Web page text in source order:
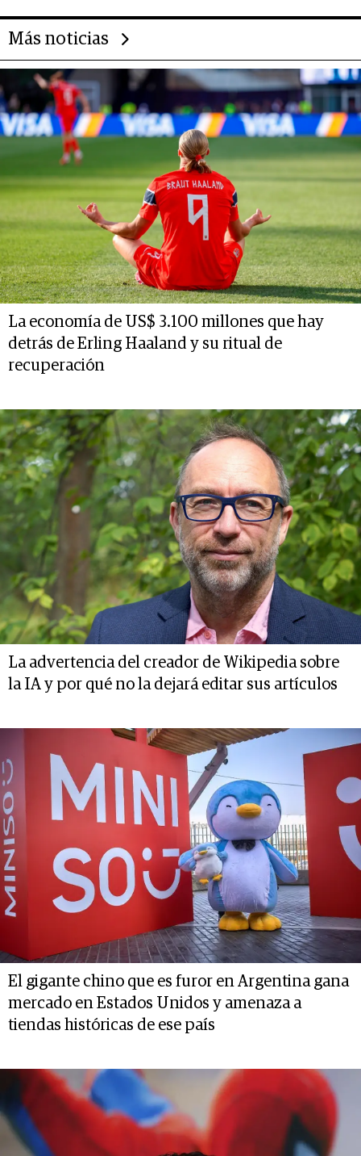
Más noticias
La economía de US$ 3.100 millones que hay
detrás de Erling Haaland y su ritual de
recuperación
La advertencia del creador de Wikipedia sobre
la IA y por qué no la dejará editar sus artículos
El gigante chino que es furor en Argentina gana
mercado en Estados Unidos y amenaza a
tiendas históricas de ese país